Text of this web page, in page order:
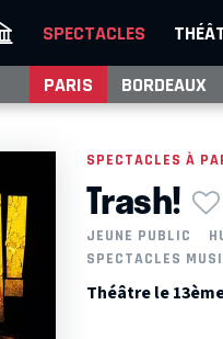
SPECTACLES
PARIS BORDEAUX
SPECTACLES À
Trash!
JEUNE PUBLIC
SPECTACLES
Théâtre le